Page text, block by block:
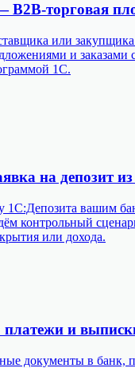
B2B-торговая
или
и заказами
1С.
на депозит
1С:Депозита вашим
контрольный
или дохода.
и
документы в банк,